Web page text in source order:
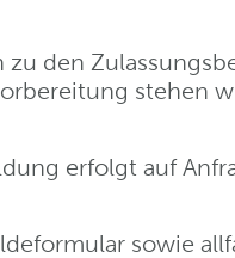
zu den
stehen
erfolgt auf
sowie